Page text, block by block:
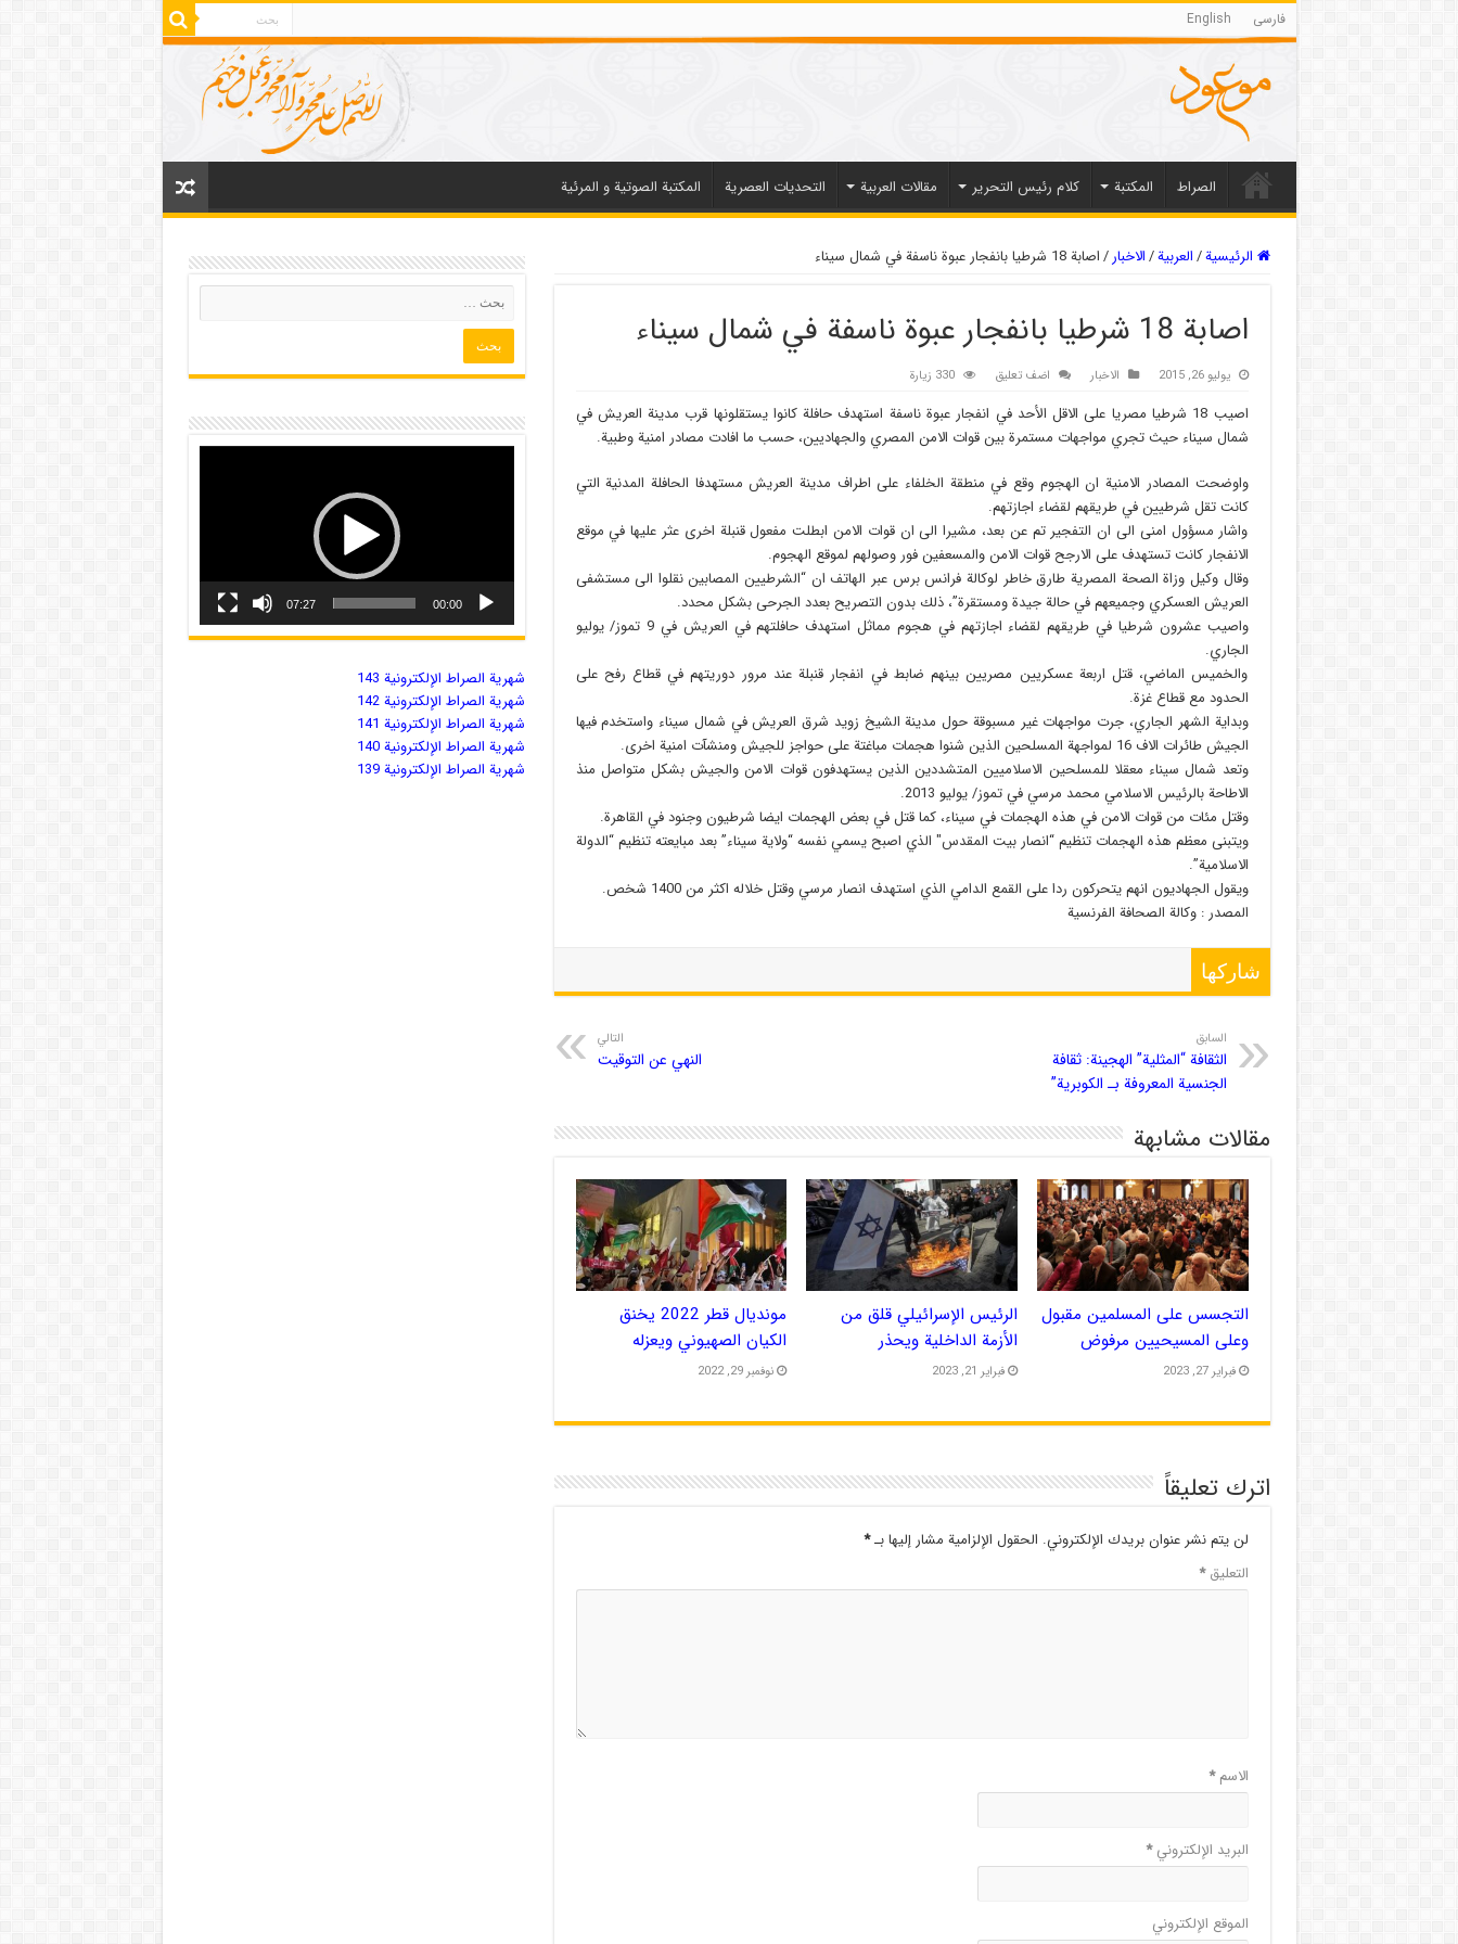
فارسی English
الصراط المکتبة كلام رئيس التحرير مقالات العربیة التحديات العصرية المكتبة الصوتية و المرئية
الرئيسية/العربیة/الاخبار /اصابة 18 شرطيا بانفجار عبوة ناسفة في شمال سيناء
اصابة 18 شرطيا بانفجار عبوة ناسفة في شمال سيناء
يوليو 26, 2015 الاخبار اضف تعليق 330 زيارة
اصيب 18 شرطيا مصريا على الاقل الأحد في انفجار عبوة ناسفة استهدف حافلة كانوا يستقلونها قرب مدينة العريش في
شمال سيناء حيث تجري مواجهات مستمرة بين قوات الامن المصري والجهاديين، حسب ما افادت مصادر امنية وطبية.
واوضحت المصادر الامنية ان الهجوم وقع في منطقة الخلفاء على اطراف مدينة العريش مستهدفا الحافلة المدنية التي
كانت تقل شرطيين في طريقهم لقضاء اجازتهم.
واشار مسؤول امنى الى ان التفجير تم عن بعد، مشيرا الى ان قوات الامن ابطلت مفعول قنبلة اخرى عثر عليها في موقع
الانفجار كانت تستهدف على الارجح قوات الامن والمسعفين فور وصولهم لموقع الهجوم.
وقال وكيل وزاة الصحة المصرية طارق خاطر لوكالة فرانس برس عبر الهاتف ان “الشرطيين المصابين نقلوا الى مستشفى
العريش العسكري وجميعهم في حالة جيدة ومستقرة”، ذلك بدون التصريح بعدد الجرحى بشكل محدد.
واصيب عشرون شرطيا في طريقهم لقضاء اجازتهم في هجوم مماثل استهدف حافلتهم في العريش في 9 تموز/ يوليو
الجاري.
والخميس الماضي، قتل اربعة عسكريين مصريين بينهم ضابط في انفجار قنبلة عند مرور دوريتهم في قطاع رفح على
الحدود مع قطاع غزة.
وبداية الشهر الجاري، جرت مواجهات غير مسبوقة حول مدينة الشيخ زويد شرق العريش في شمال سيناء واستخدم فيها
الجيش طائرات الاف 16 لمواجهة المسلحين الذين شنوا هجمات مباغتة على حواجز للجيش ومنشآت امنية اخرى.
وتعد شمال سيناء معقلا للمسلحين الاسلاميين المتشددين الذين يستهدفون قوات الامن والجيش بشكل متواصل منذ
الاطاحة بالرئيس الاسلامي محمد مرسي في تموز/ يوليو 2013.
وقتل مئات من قوات الامن في هذه الهجمات في سيناء، كما قتل في بعض الهجمات ايضا شرطيون وجنود في القاهرة.
ويتبنى معظم هذه الهجمات تنظيم “انصار بيت المقدس″ الذي اصبح يسمي نفسه “ولاية سيناء” بعد مبايعته تنظيم “الدولة
الاسلامية”.
ويقول الجهاديون انهم يتحركون ردا على القمع الدامي الذي استهدف انصار مرسي وقتل خلاله اكثر من 1400 شخص.
المصدر : وکالة الصحافة الفرنسیة
شاركها
السابق
الثقافة “المثلية” الهجينة: ثقافة
الجنسية المعروفة بـ الكوبرية”
التالي
النهي عن التوقيت
مقالات مشابهة
التجسس على المسلمين مقبول
وعلى المسيحيين مرفوض
فبراير 27, 2023
الرئيس الإسرائيلي قلق من
الأزمة الداخلية ويحذر
فبراير 21, 2023
مونديال قطر 2022 يخنق
الكيان الصهيوني ويعزله
نوفمبر 29, 2022
اترك تعليقاً
لن يتم نشر عنوان بريدك الإلكتروني. الحقول الإلزامية مشار إليها بـ*
التعليق*
الاسم*
البريد الإلكتروني*
الموقع الإلكتروني
00:00
07:27
شهریة الصراط الإلكترونية 143
شهریة الصراط الإلكترونية 142
شهریة الصراط الإلكترونية 141
شهریة الصراط الإلكترونية 140
شهریة الصراط الإلكترونية 139